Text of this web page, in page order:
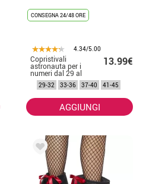
CONSEGNA 24/48 ORE
4.34/5.00
Copristivali
astronauta per i
numeri dal 29 al
45
13.99€
29-32 33-36 37-40 41-45
AGGIUNGI